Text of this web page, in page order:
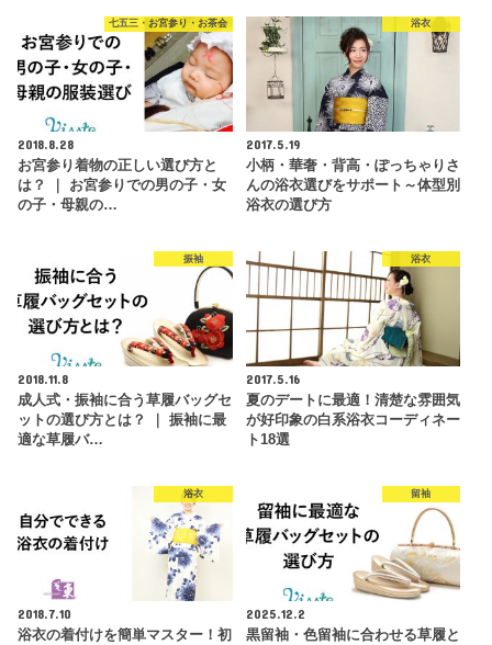
七五三・お宮参り・お茶会
2018.8.28
お宮参り着物の正しい選び方と
は？ ｜ お宮参りでの男の子・女
の子・母親の…
浴衣
2017.5.19
小柄・華奢・背高・ぽっちゃりさ
んの浴衣選びをサポート～体型別
浴衣の選び方
振袖
2018.11.8
成人式・振袖に合う草履バッグセ
ットの選び方とは？ ｜ 振袖に最
適な草履バ…
浴衣
2017.5.16
夏のデートに最適！清楚な雰囲気
が好印象の白系浴衣コーディネー
ト18選
浴衣
2018.7.10
浴衣の着付けを簡単マスター！初
留袖
2025.12.2
黒留袖・色留袖に合わせる草履と